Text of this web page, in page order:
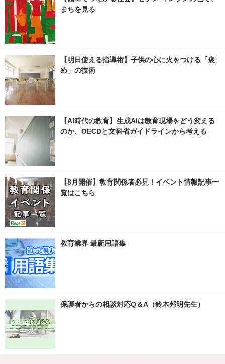
まちを見る
【明日使える指導術】子供の心に火をつける「褒
め」の技術
【AI時代の教育】生成AIは教育現場をどう変える
のか、OECDと文科省ガイドラインから考える
【8月開催】教育関係者必見！イベント情報記事一
覧はこちら
教育業界 最新用語集
保護者からの相談対応Q＆A（鈴木邦明先生）